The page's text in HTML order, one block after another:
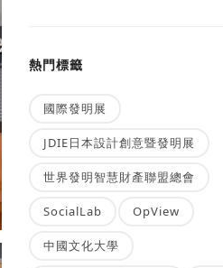
熱門標籤
國際發明展
JDIE日本設計創意暨發明展
世界發明智慧財產聯盟總會
SocialLab OpView
中國文化大學